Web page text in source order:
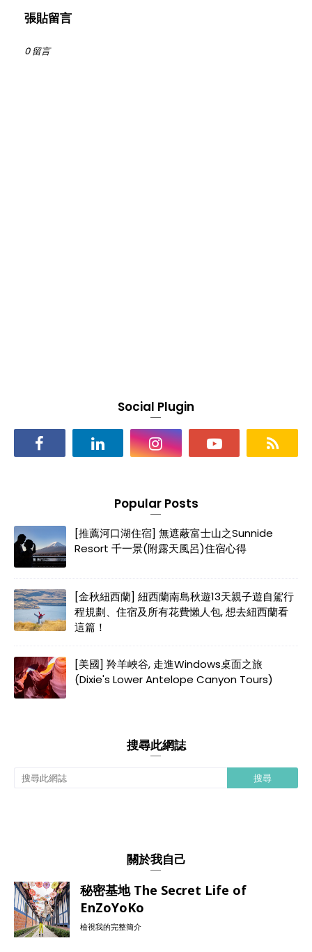
張貼留言
0 留言
Social Plugin
Popular Posts
[推薦河口湖住宿] 無遮蔽富士山之Sunnide
Resort 千一景(附露天風呂)住宿心得
[金秋紐西蘭] 紐西蘭南島秋遊13天親子遊自駕行
程規劃、住宿及所有花費懶人包, 想去紐西蘭看
這篇！
[美國] 羚羊峽谷, 走進Windows桌面之旅
(Dixie's Lower Antelope Canyon Tours)
搜尋此網誌
關於我自己
秘密基地 The Secret Life of
EnZoYoKo
檢視我的完整簡介